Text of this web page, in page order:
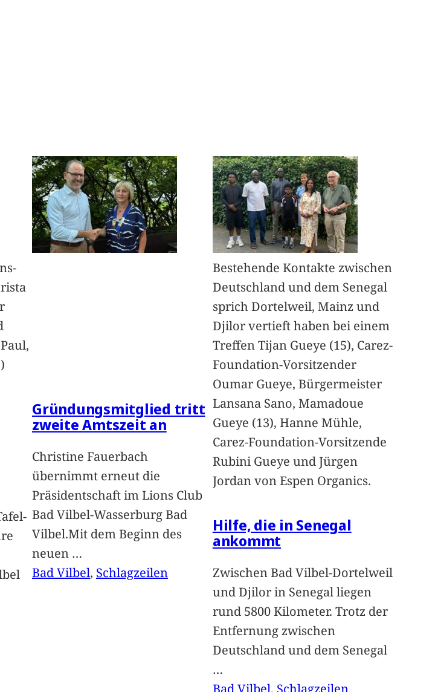
Gründungsmitglied tritt
zweite Amtszeit an
Christine Fauerbach
übernimmt erneut die
Präsidentschaft im Lions Club
Bad Vilbel-Wasserburg Bad
Vilbel.Mit dem Beginn des
neuen …
Bad Vilbel, Schlagzeilen
Bestehende Kontakte zwischen
Deutschland und dem Senegal
sprich Dortelweil, Mainz und
Djilor vertieft haben bei einem
Treffen Tijan Gueye (15), Carez-
Foundation-Vorsitzender
Oumar Gueye, Bürgermeister
Lansana Sano, Mamadoue
Gueye (13), Hanne Mühle,
Carez-Foundation-Vorsitzende
Rubini Gueye und Jürgen
Jordan von Espen Organics.
Hilfe, die in Senegal
ankommt
Zwischen Bad Vilbel-Dortelweil
und Djilor in Senegal liegen
rund 5800 Kilometer. Trotz der
Entfernung zwischen
Deutschland und dem Senegal
…